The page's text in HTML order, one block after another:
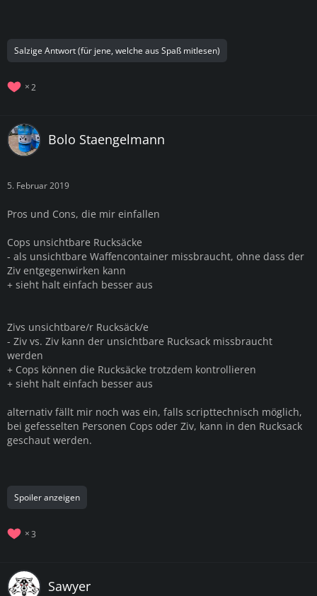
Salzige Antwort (für jene, welche aus Spaß mitlesen)
2
Bolo Staengelmann
5. Februar 2019
Pros und Cons, die mir einfallen
Cops unsichtbare Rucksäcke
- als unsichtbare Waffencontainer missbraucht, ohne dass der
Ziv entgegenwirken kann
+ sieht halt einfach besser aus
Zivs unsichtbare/r Rucksäck/e
- Ziv vs. Ziv kann der unsichtbare Rucksack missbraucht
werden
+ Cops können die Rucksäcke trotzdem kontrollieren
+ sieht halt einfach besser aus
alternativ fällt mir noch was ein, falls scripttechnisch möglich,
bei gefesselten Personen Cops oder Ziv, kann in den Rucksack
geschaut werden.
Spoiler anzeigen
3
Sawyer